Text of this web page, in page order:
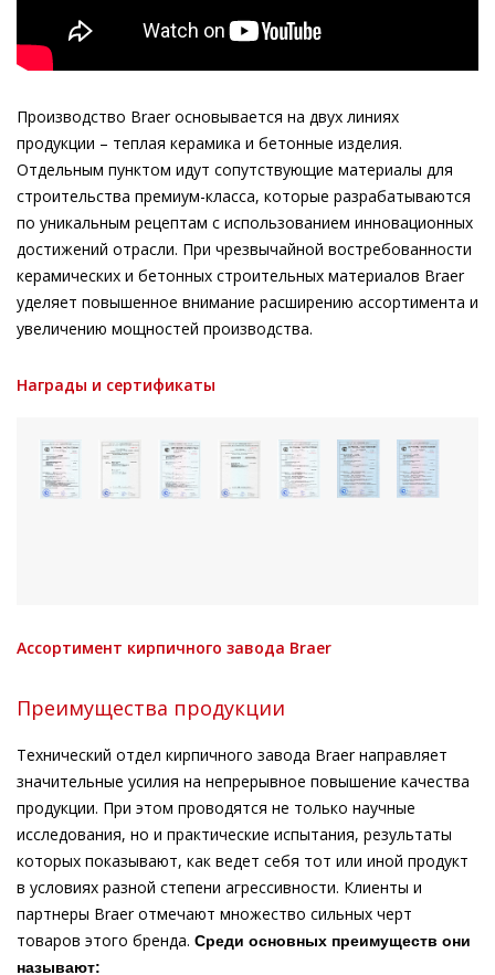
Производство Braer основывается на двух линиях
продукции – теплая керамика и бетонные изделия.
Отдельным пунктом идут сопутствующие материалы для
строительства премиум-класса, которые разрабатываются
по уникальным рецептам с использованием инновационных
достижений отрасли. При чрезвычайной востребованности
керамических и бетонных строительных материалов Braer
уделяет повышенное внимание расширению ассортимента и
увеличению мощностей производства.
Награды и сертификаты
Ассортимент кирпичного завода Braer
Преимущества продукции
Технический отдел кирпичного завода Braer направляет
значительные усилия на непрерывное повышение качества
продукции. При этом проводятся не только научные
исследования, но и практические испытания, результаты
которых показывают, как ведет себя тот или иной продукт
в условиях разной степени агрессивности. Клиенты и
партнеры Braer отмечают множество сильных черт
товаров этого бренда. Среди основных преимуществ они
называют: